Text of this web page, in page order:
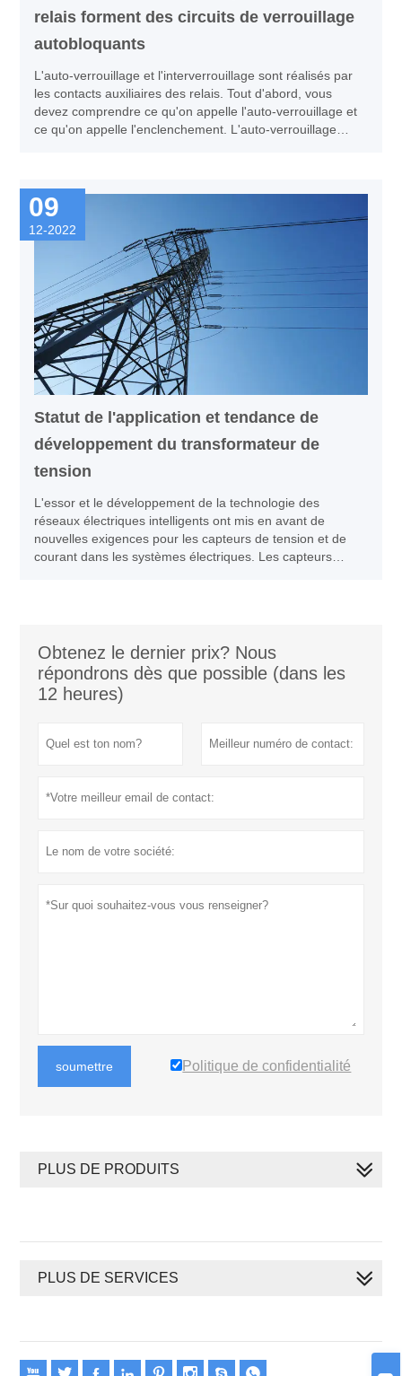
relais forment des circuits de verrouillage
autobloquants
L'auto-verrouillage et l'interverrouillage sont réalisés par
les contacts auxiliaires des relais. Tout d'abord, vous
devez comprendre ce qu'on appelle l'auto-verrouillage et
ce qu'on appelle l'enclenchement. L'auto-verrouillage
après le relâchement de l'interrupteur à bouton, qui est
autobloquant.
09
12-2022
Statut de l'application et tendance de
développement du transformateur de
tension
L'essor et le développement de la technologie des
réseaux électriques intelligents ont mis en avant de
nouvelles exigences pour les capteurs de tension et de
courant dans les systèmes électriques. Les capteurs
et souligne leurs limites. Sur la base de l'introduction du
principe de mesure D-dot dans la mesure électrique
d'impulsions haute tension, un transformateur de tension
électronique basé sur un capteur D-dot auto-intégrant est
dominante de la mesure du signal de tension dans le
système électrique.
Obtenez le dernier prix? Nous
répondrons dès que possible (dans les
12 heures)
soumettre Politique de confidentialité
PLUS DE PRODUITS
PLUS DE SERVICES